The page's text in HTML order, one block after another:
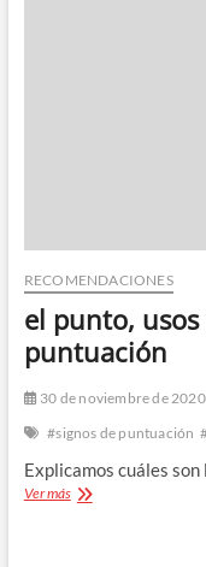
RECOMENDACIONES
el punto,
puntuación
30 de noviembre de 2020
#signos de puntuación
Explicamos cuáles
Ver másel